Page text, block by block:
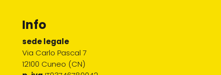
Info
sede legale
Via Carlo Pascal 7
12100 Cuneo (CN)